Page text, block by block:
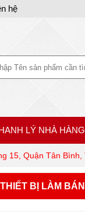
hệ
LÝ NHÀ HÀNG
15, Quận Tân
BỊ LÀM